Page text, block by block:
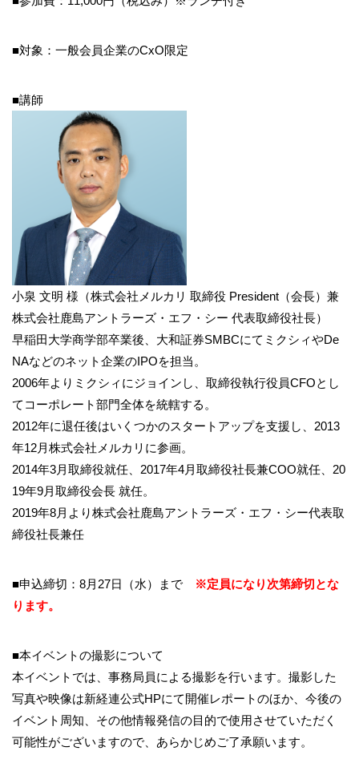
■対象：一般会員企業のCxO限定
■講師
小泉 文明 様（株式会社メルカリ 取締役 President（会長）兼
株式会社鹿島アントラーズ・エフ・シー 代表取締役社長）
早稲田大学商学部卒業後、 大和証券SMBCにてミクシィやDe
NAなどのネット企業のIPOを担当。
2006年よりミクシィにジョインし、 取締役執行役員CFOとし
てコーポレート部門全体を統轄する。
2012年に退任後はいくつかのスタートアップを支援し、 2013
年12月株式会社メルカリに参画。
2014年3月取締役就任、 2017年4月取締役社長兼COO就任、 20
19年9月取締役会長 就任。
2019年8月より株式会社鹿島アントラーズ・エフ・ シー代表取
締役社長兼任
■申込締切：8月27日（水）まで ※定員になり次第締切とな
ります。
■本イベントの撮影について
本イベントでは、事務局員による撮影を行います。撮影した
写真や映像は新経連公式HPにて開催レポートのほか、今後の
イベント周知、その他情報発信の目的で使用させていただく
可能性がございますので、あらかじめご了承願います。